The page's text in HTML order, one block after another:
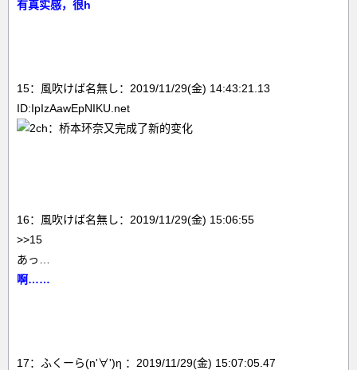
有真实感，很h
15：風吹けば名無し：2019/11/29(金) 14:43:21.13
ID:IpIzAawEpNIKU.net
16：風吹けば名無し：2019/11/29(金) 15:06:55
>>15
あっ…
啊……
17：ふくーら(n'∀')η ：2019/11/29(金) 15:07:05.47